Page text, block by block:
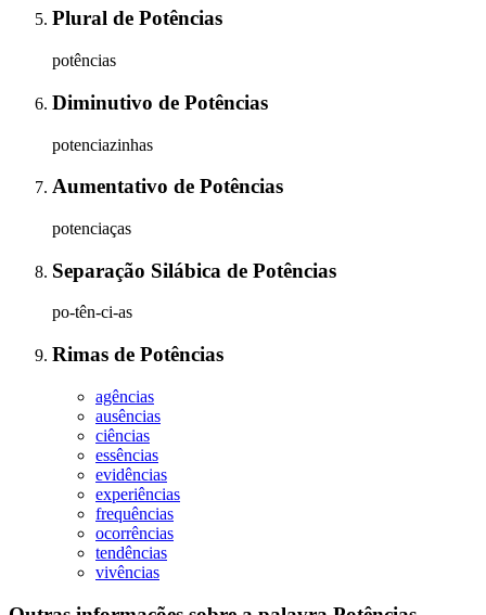
Plural de Potências
potências
Diminutivo de Potências
potenciazinhas
Aumentativo de Potências
potenciaças
Separação Silábica de Potências
po-tên-ci-as
Rimas de Potências
agências
ausências
ciências
essências
evidências
experiências
frequências
ocorrências
tendências
vivências